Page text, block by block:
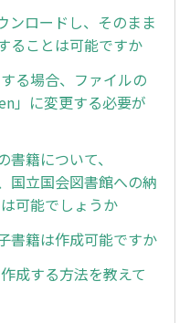
ンロードし、そのまま
ることは可能ですか
る場合、ファイルの
」に変更する必要が
籍について、
国立国会図書館への納
可能でしょうか
書籍は作成可能ですか
成する方法を教えて